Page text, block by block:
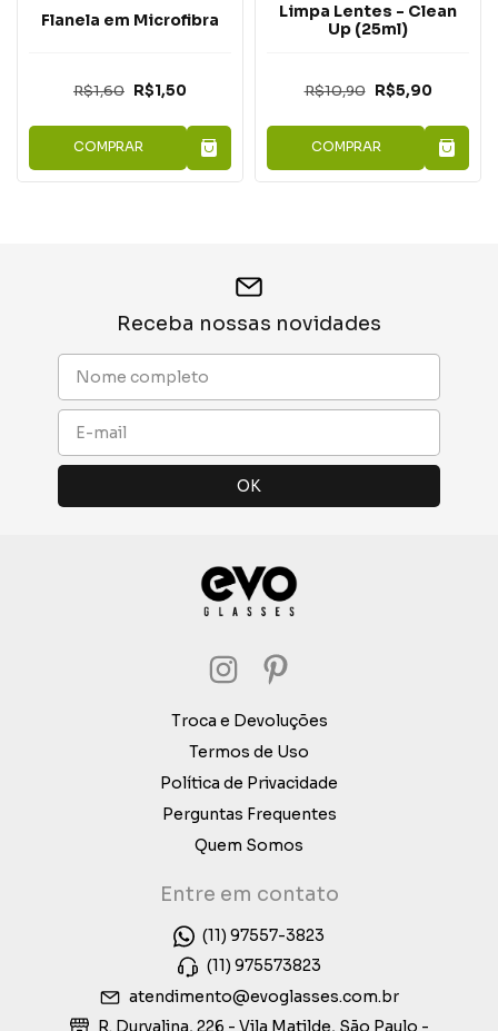
Flanela em Microfibra
R$1,60 R$1,50
COMPRAR
Limpa Lentes - Clean
Up (25ml)
R$10,90 R$5,90
COMPRAR
Receba nossas novidades
Troca e Devoluções
Termos de Uso
Política de Privacidade
Perguntas Frequentes
Quem Somos
Entre em contato
(11) 97557-3823
(11) 975573823
atendimento@evoglasses.com.br
R. Durvalina, 226 - Vila Matilde, São Paulo -